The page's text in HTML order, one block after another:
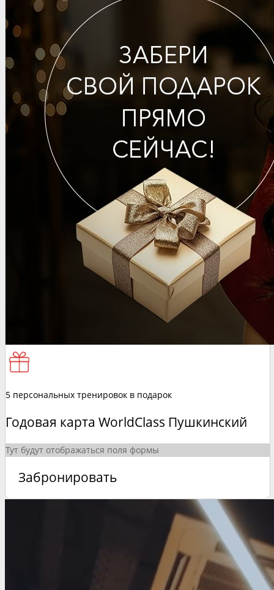
5 персональных тренировок в подарок
Годовая карта WorldClass Пушкинский
Тут будут отображаться поля формы
Забронировать